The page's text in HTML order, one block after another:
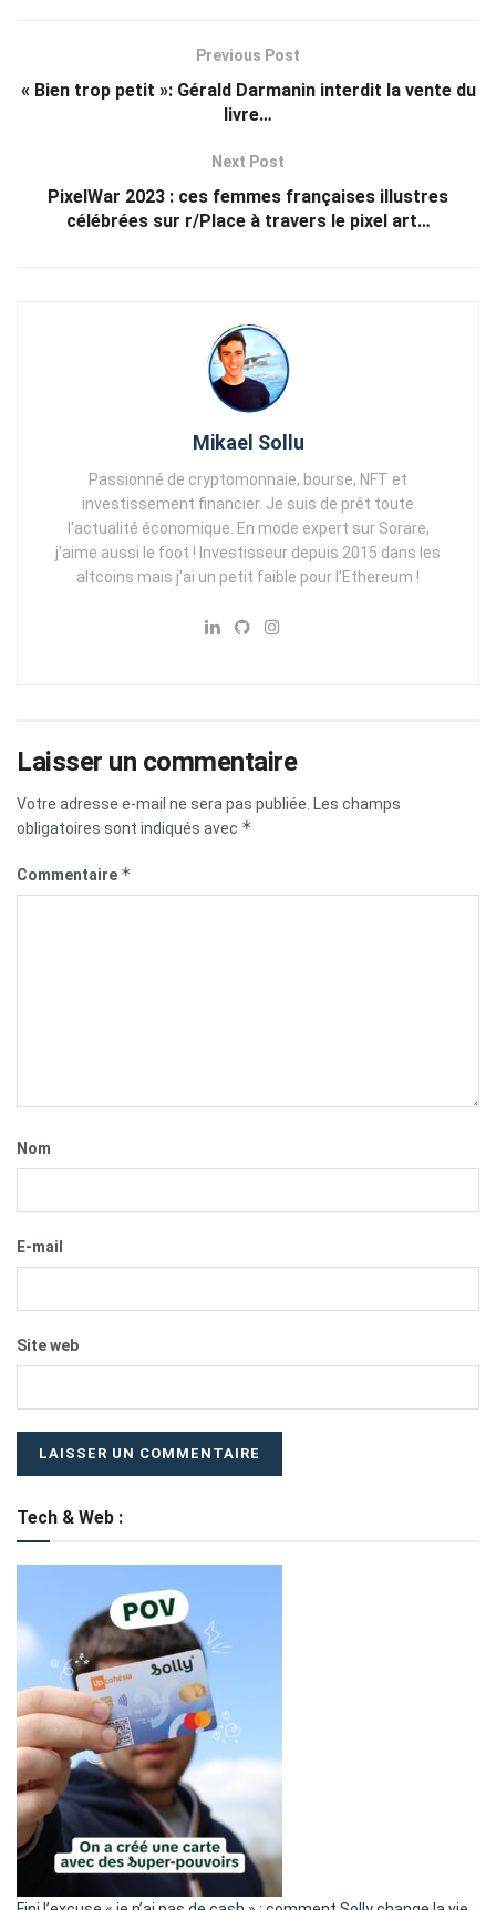
Previous Post
« Bien trop petit »: Gérald Darmanin interdit la vente du
livre…
Next Post
PixelWar 2023 : ces femmes françaises illustres
célébrées sur r/Place à travers le pixel art…
Mikael Sollu
Passionné de cryptomonnaie, bourse, NFT et
investissement financier. Je suis de prêt toute
l'actualité économique. En mode expert sur Sorare,
j'aime aussi le foot ! Investisseur depuis 2015 dans les
altcoins mais j'ai un petit faible pour l'Ethereum !
Laisser un commentaire
Votre adresse e-mail ne sera pas publiée. Les champs
obligatoires sont indiqués avec *
Commentaire *
Nom
E-mail
Site web
Tech & Web :